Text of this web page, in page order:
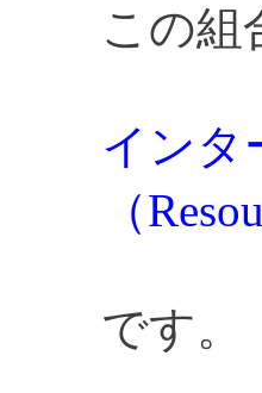
この組
インタ
（
です。